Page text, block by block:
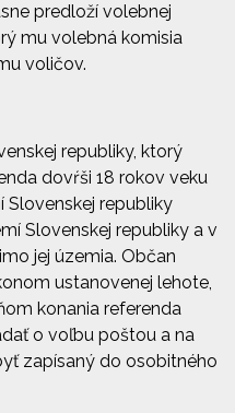
predloží volebnej
mu volebná komisia
voličov.
republiky, ktorý
dovŕši 18 rokov veku
republiky
Slovenskej republiky a v
jej územia. Občan
ustanovenej lehote,
konania referenda
o voľbu poštou a na
zapísaný do osobitného